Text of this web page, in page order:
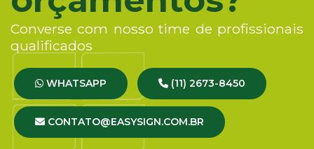
Converse com nosso time de profissionais
qualificados
WHATSAPP (11) 2673-8450
CONTATO@EASYSIGN.COM.BR